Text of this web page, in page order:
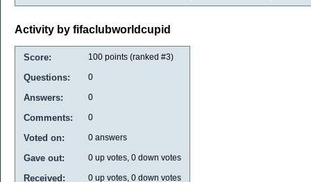
Activity by fifaclubworldcupid
Score: 100 points (ranked #3)
Questions: 0
Answers: 0
Comments: 0
Voted on: 0 answers
Gave out: 0 up votes, 0 down votes
Received: 0 up votes, 0 down votes